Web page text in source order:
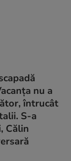
nu a
întrucât
S-a
Călin